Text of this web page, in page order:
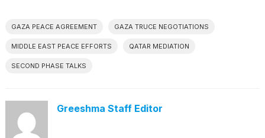
GAZA PEACE AGREEMENT GAZA TRUCE NEGOTIATIONS
MIDDLE EAST PEACE EFFORTS QATAR MEDIATION
SECOND PHASE TALKS
Greeshma Staff Editor